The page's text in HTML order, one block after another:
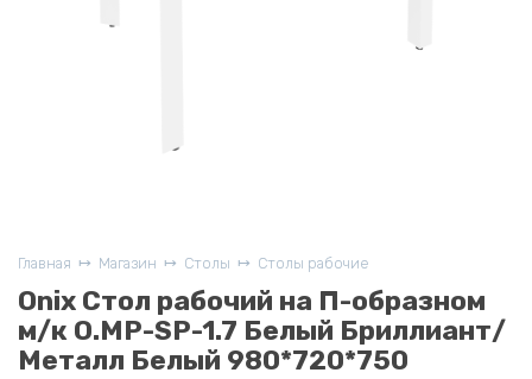
Главная Магазин Столы Столы рабочие
Onix Стол рабочий на П-образном
м/к O.MP-SP-1.7 Белый Бриллиант/
Металл Белый 980*720*750